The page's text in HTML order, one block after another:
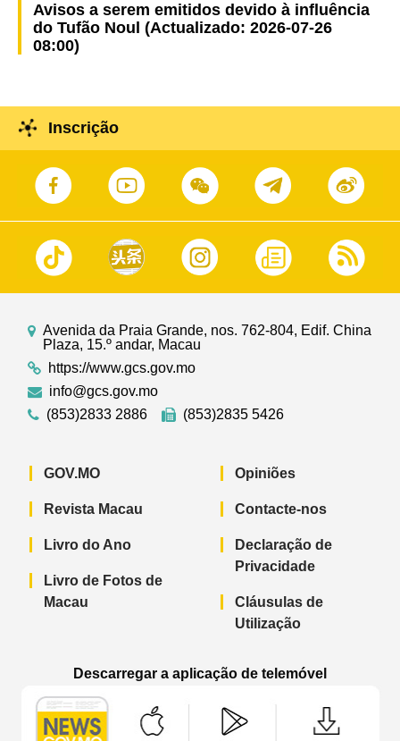
Avisos a serem emitidos devido à influência
do Tufão Noul (Actualizado: 2026-07-26
08:00)
Inscrição
Avenida da Praia Grande, nos. 762-804, Edif. China
Plaza, 15.º andar, Macau
https://www.gcs.gov.mo
info@gcs.gov.mo
(853)2833 2886
(853)2835 5426
GOV.MO
Revista Macau
Livro do Ano
Livro de Fotos de
Macau
Opiniões
Contacte-nos
Declaração de
Privacidade
Cláusulas de
Utilização
Descarregar a aplicação de telemóvel